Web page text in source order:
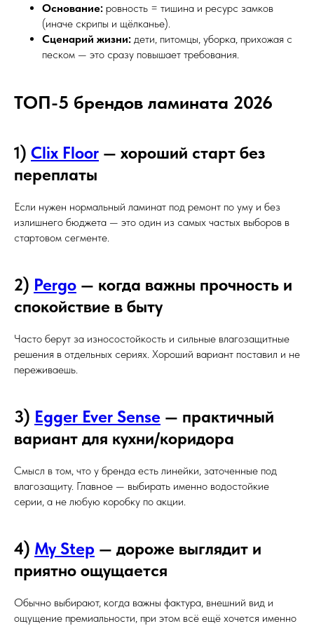
Основание: ровность = тишина и ресурс замков
(иначе скрипы и щёлканье).
Сценарий жизни: дети, питомцы, уборка, прихожая с
песком — это сразу повышает требования.
ТОП-5 брендов ламината 2026
1) Clix Floor — хороший старт без
переплаты
Если нужен нормальный ламинат под ремонт по уму и без
излишнего бюджета — это один из самых частых выборов в
стартовом сегменте.
2) Pergo — когда важны прочность и
спокойствие в быту
Часто берут за износостойкость и сильные влагозащитные
решения в отдельных сериях. Хороший вариант поставил и не
переживаешь.
3) Egger Ever Sense — практичный
вариант для кухни/коридора
Смысл в том, что у бренда есть линейки, заточенные под
влагозащиту. Главное — выбирать именно водостойкие
серии, а не любую коробку по акции.
4) My Step — дороже выглядит и
приятно ощущается
Обычно выбирают, когда важны фактура, внешний вид и
ощущение премиальности, при этом всё ещё хочется именно